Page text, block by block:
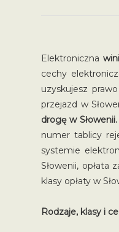
Elektroniczna
cechy
uzyskujesz
przejazd w
drogę w Słowenii.
numer tablicy
systemie
Słowenii, opłata
klasy opłaty w
Rodzaje, klasy i